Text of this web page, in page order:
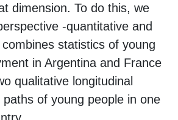
dimension. To do this, we
-quantitative and
statistics of young
in Argentina and France
qualitative longitudinal
of young people in one